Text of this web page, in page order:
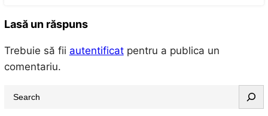
Lasă un răspuns
Trebuie să fii autentificatpentru a publica un
comentariu.